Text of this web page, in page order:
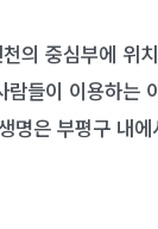
의 중심부에 위
들이 이용하는
명은 부평구 내